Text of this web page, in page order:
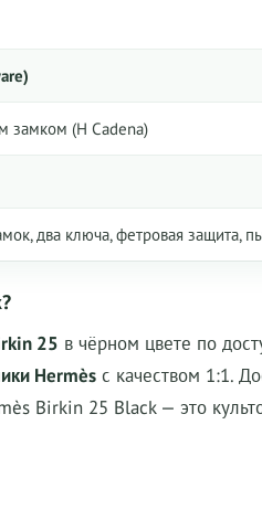
замком (H Cadena)
два ключа, фетровая защита,
25 в чёрном цвете по
Hermès с качеством 1:1.
Birkin 25 Black— это